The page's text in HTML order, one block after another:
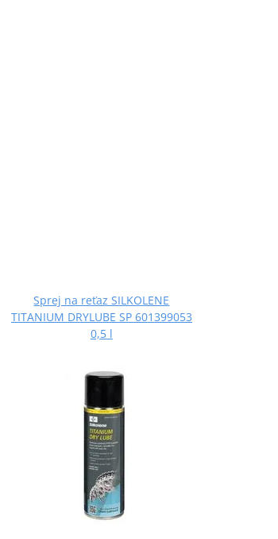
Sprej na reťaz SILKOLENE
TITANIUM DRYLUBE SP 601399053
0,5 l